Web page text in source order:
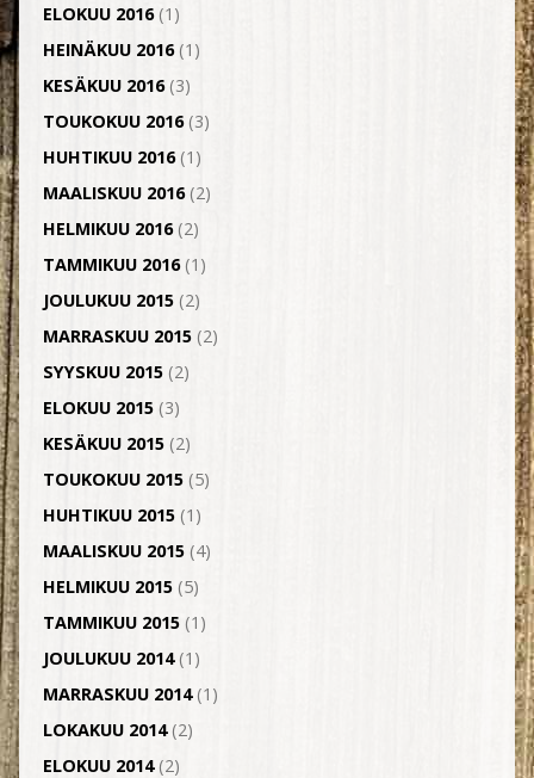
ELOKUU 2016(1)
HEINÄKUU 2016(1)
KESÄKUU 2016(3)
TOUKOKUU 2016(3)
HUHTIKUU 2016(1)
MAALISKUU 2016(2)
HELMIKUU 2016(2)
TAMMIKUU 2016(1)
JOULUKUU 2015(2)
MARRASKUU 2015(2)
SYYSKUU 2015(2)
ELOKUU 2015(3)
KESÄKUU 2015(2)
TOUKOKUU 2015(5)
HUHTIKUU 2015(1)
MAALISKUU 2015(4)
HELMIKUU 2015(5)
TAMMIKUU 2015(1)
JOULUKUU 2014(1)
MARRASKUU 2014(1)
LOKAKUU 2014(2)
ELOKUU 2014(2)